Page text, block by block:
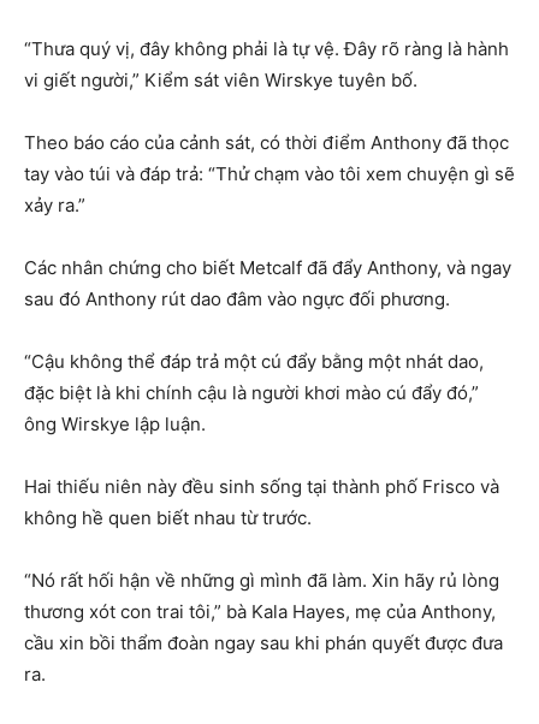
“Thưa quý vị, đây không phải là tự vệ. Đây rõ ràng là hành
vi giết người,” Kiểm sát viên Wirskye tuyên bố.
Theo báo cáo của cảnh sát, có thời điểm Anthony đã thọc
tay vào túi và đáp trả: “Thử chạm vào tôi xem chuyện gì sẽ
xảy ra.”
Các nhân chứng cho biết Metcalf đã đẩy Anthony, và ngay
sau đó Anthony rút dao đâm vào ngực đối phương.
“Cậu không thể đáp trả một cú đẩy bằng một nhát dao,
đặc biệt là khi chính cậu là người khơi mào cú đẩy đó,”
ông Wirskye lập luận.
Hai thiếu niên này đều sinh sống tại thành phố Frisco và
không hề quen biết nhau từ trước.
“Nó rất hối hận về những gì mình đã làm. Xin hãy rủ lòng
thương xót con trai tôi,” bà Kala Hayes, mẹ của Anthony,
cầu xin bồi thẩm đoàn ngay sau khi phán quyết được đưa
ra.